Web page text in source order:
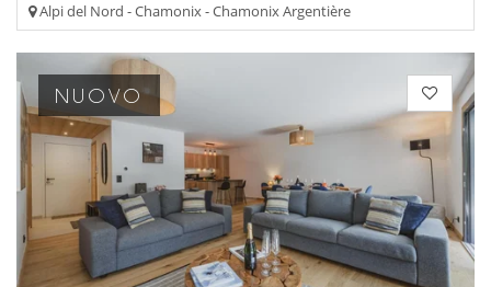
Alpi del Nord - Chamonix - Chamonix Argentière
NUOVO